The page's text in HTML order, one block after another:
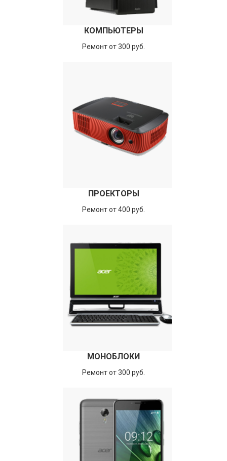
КОМПЬЮТЕРЫ
Ремонт от 300 руб.
ПРОЕКТОРЫ
Ремонт от 400 руб.
МОНОБЛОКИ
Ремонт от 300 руб.